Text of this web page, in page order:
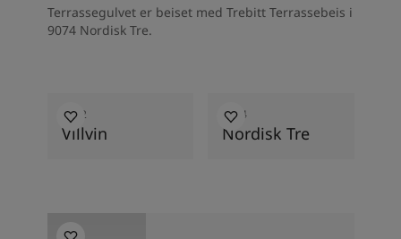
Terrassegulvet er beiset med Trebitt Terrassebeis i
9074 Nordisk Tre.
0042
Villvin
9074
Nordisk Tre